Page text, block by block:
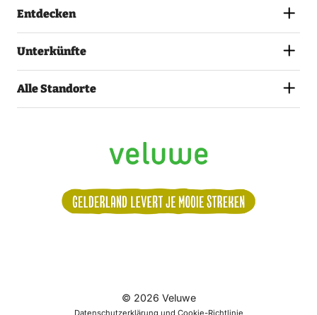
Entdecken
Unterkünfte
Alle Standorte
ons:
© 2026 Veluwe
Datenschutzerklärung und Cookie-Richtlinie